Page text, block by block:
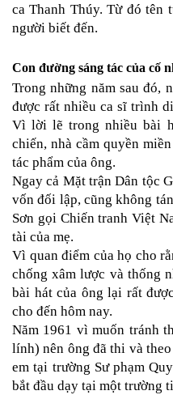
ca Thanh Thúy. Từ đó tên
người biết đến.
Con đường sáng tác của cố
Trong những năm sau đó,
được rất nhiều ca sĩ trình
Vì lời lẽ trong nhiều bài
chiến, nhà cầm quyền
tác phẩm của ông.
Ngay cả Mặt trận Dân tộc
vốn đối lập, cũng không
Sơn gọi Chiến tranh Việt
tài của mẹ.
Vì quan điểm của họ cho
chống xâm lược và thống
bài hát của ông lại rất
cho đến hôm nay.
Năm 1961 vì muốn tránh
lính) nên ông đã thi và
em tại trường Sư phạm
bắt đầu dạy tại một trường